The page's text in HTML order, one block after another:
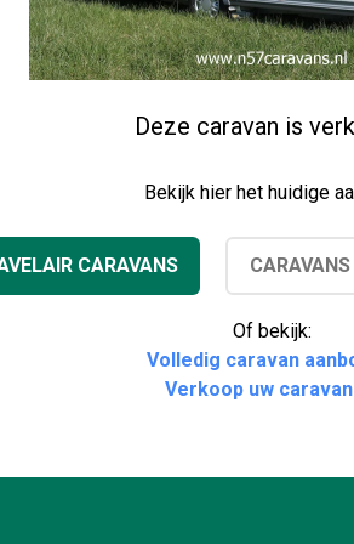
Deze caravan is
Bekijk hier het huidige
CARAVANS
Of bekijk:
Volledig caravan
Verkoop uw caravan